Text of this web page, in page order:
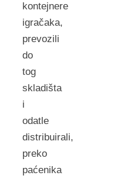
kontejnere
igračaka,
prevozili
do
tog
skladišta
i
odatle
distribuirali,
preko
paćenika